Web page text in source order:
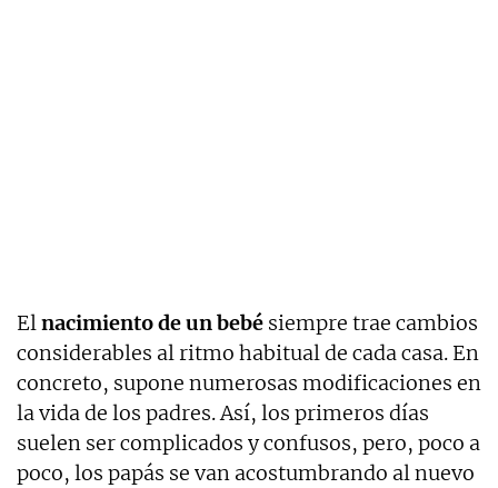
Elnacimiento de un bebé siempre trae cambios
considerables al ritmo habitual de cada casa. En
concreto, supone numerosas modificaciones en
la vida de los padres. Así, los primeros días
suelen ser complicados y confusos, pero, poco a
poco, los papás se van acostumbrando al nuevo